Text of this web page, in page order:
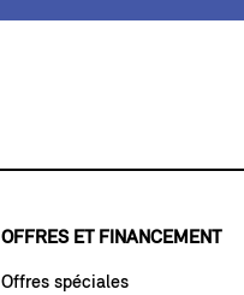
OFFRES ET FINANCEMENT
Offres spéciales